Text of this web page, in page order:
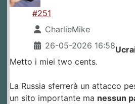
#251
CharlieMike
26-05-2026 16:58
Metto i miei two cents.
La Russia sferrerà un attacco
un sito importante ma nessun